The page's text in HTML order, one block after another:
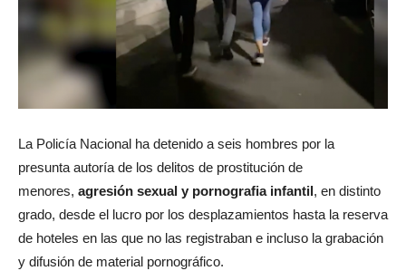
La Policía Nacional ha detenido a seis hombres por la
presunta autoría de los delitos de prostitución de
menores, agresión sexual y pornografia infantil , en distinto
grado, desde el lucro por los desplazamientos hasta la reserva
de hoteles en las que no las registraban e incluso la grabación
y difusión de material pornográfico.